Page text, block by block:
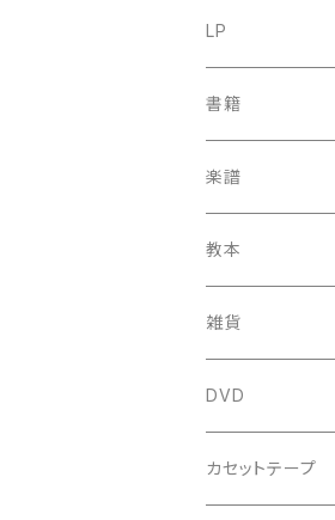
古楽
中古CD
鍋島元子関連CD
古楽以外
中古CD
LP
古楽
中古LP
鍋島元子関連LP
古楽以外
中古LP
書籍
古楽関係
中古本
新古本
古楽以外
中古本
中古本
楽譜
古楽関係
スコア
鍵盤用
古楽以外
スコア
教本
古楽関係
古楽以外
雑貨
トートバッグ
バロック
DVD
古楽
カセットテープ